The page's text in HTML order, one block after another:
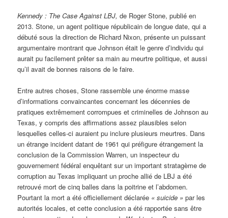
Kennedy : The Case Against LBJ, de Roger Stone, publié en
2013. Stone, un agent politique républicain de longue date, qui a
débuté sous la direction de Richard Nixon, présente un puissant
argumentaire montrant que Johnson était le genre d’individu qui
aurait pu facilement prêter sa main au meurtre politique, et aussi
qu’il avait de bonnes raisons de le faire.
Entre autres choses, Stone rassemble une énorme masse
d’informations convaincantes concernant les décennies de
pratiques extrêmement corrompues et criminelles de Johnson au
Texas, y compris des affirmations assez plausibles selon
lesquelles celles-ci auraient pu inclure plusieurs meurtres. Dans
un étrange incident datant de 1961 qui préfigure étrangement la
conclusion de la Commission Warren, un inspecteur du
gouvernement fédéral enquêtant sur un important stratagème de
corruption au Texas impliquant un proche allié de LBJ a été
retrouvé mort de cinq balles dans la poitrine et l’abdomen.
Pourtant la mort a été officiellement déclarée «suicide » par les
autorités locales, et cette conclusion a été rapportée sans être